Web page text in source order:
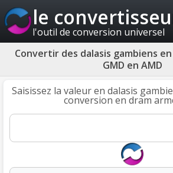
le
l'outil de conversion universel
Convertir des dalasis gambiens
GMD en AMD
Saisissez la valeur en dalasis
conversion en dram